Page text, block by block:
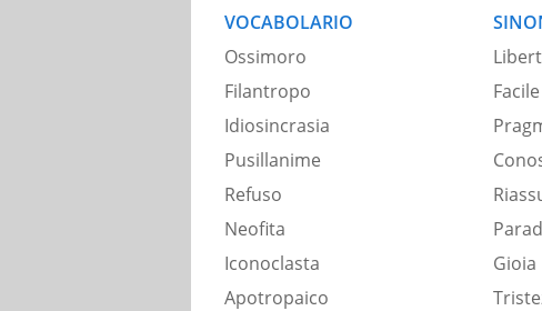
VOCABOLARIO
Ossimoro
Filantropo
Idiosincrasia
Pusillanime
Refuso
Neofita
Iconoclasta
Apotropaico
Facile
Gioia